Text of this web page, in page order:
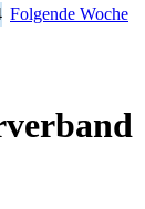
Folgende Woche